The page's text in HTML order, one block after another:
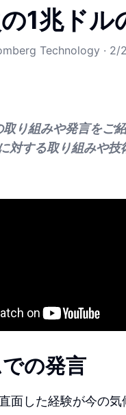
1兆ドル
Technology · 2/
り組みや発言をご
対する取り組みや
の発言
面した経験が今の